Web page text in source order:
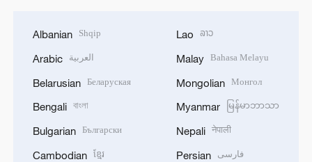
Albanian Shqip
Arabic العربية
Belarusian Беларуская
Bengali বাংলা
Bulgarian Български
Cambodian ខ្មែរ
Lao ລາວ
Malay Bahasa Melayu
Mongolian Монгол
Myanmar မြန်မာဘာသာ
Nepali नेपाली
Persian فارسی